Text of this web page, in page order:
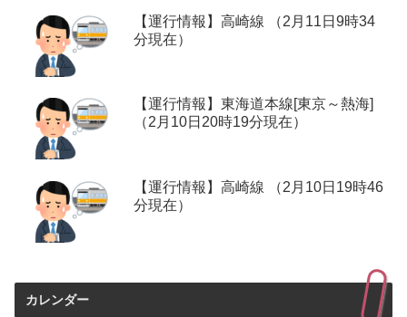
【運行情報】高崎線 （2月11日9時34
分現在）
【運行情報】東海道本線[東京～熱海]
（2月10日20時19分現在）
【運行情報】高崎線 （2月10日19時46
分現在）
カレンダー